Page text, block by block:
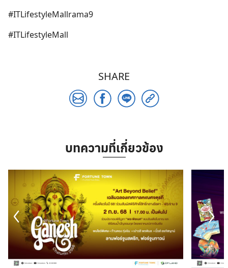
#ITLifestyleMallrama9
#ITLifestyleMall
SHARE
บทความที่เกี่ยวข้อง